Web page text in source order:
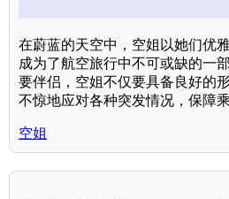
在蔚蓝的天空中，空姐以她们优
成为了航空旅行中不可或缺的一
要伴侣，空姐不仅要具备良好的
不惊地应对各种突发情况，保障
空姐